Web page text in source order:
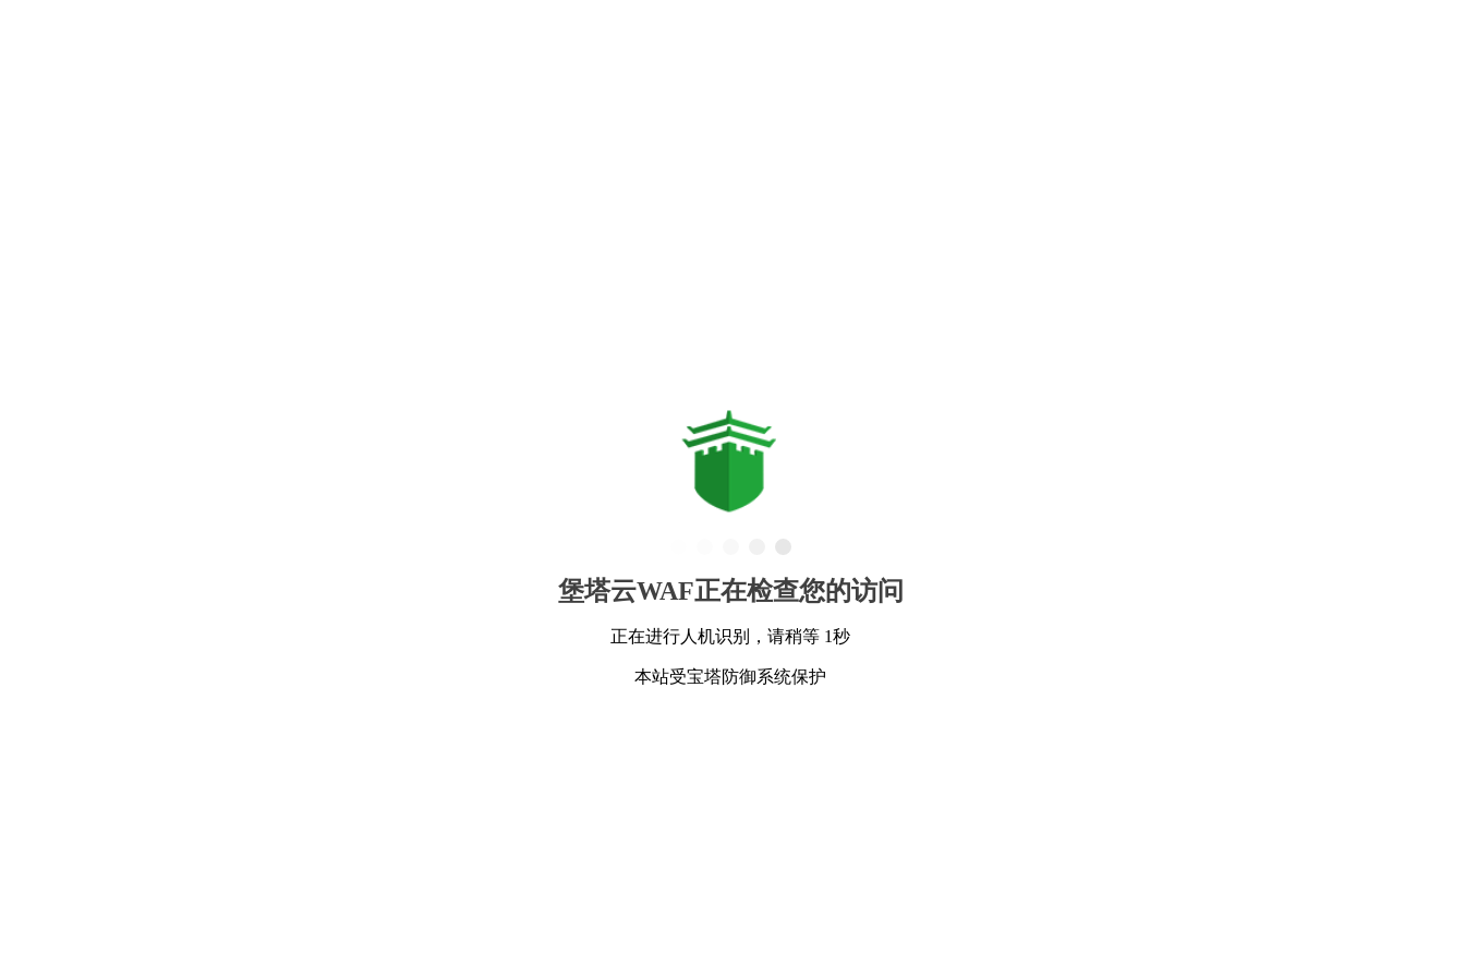
堡塔云WAF正在检查您的访问
正在进行人机识别，请稍等 1秒
本站受宝塔防御系统保护